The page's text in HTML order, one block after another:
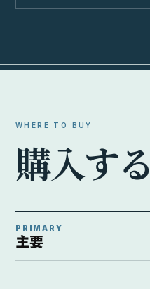
WHERE TO BUY
購入する
PRIMARY
主要